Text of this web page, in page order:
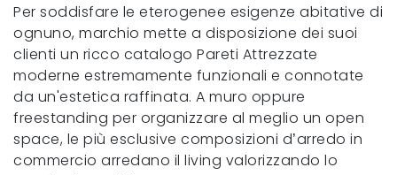
Per soddisfare le eterogenee esigenze abitative di
ognuno, marchio mette a disposizione dei suoi
clienti un ricco catalogo Pareti Attrezzate
moderne estremamente funzionali e connotate
da un'estetica raffinata. A muro oppure
freestanding per organizzare al meglio un open
space, le più esclusive composizioni d’arredo in
commercio arredano il living valorizzando lo